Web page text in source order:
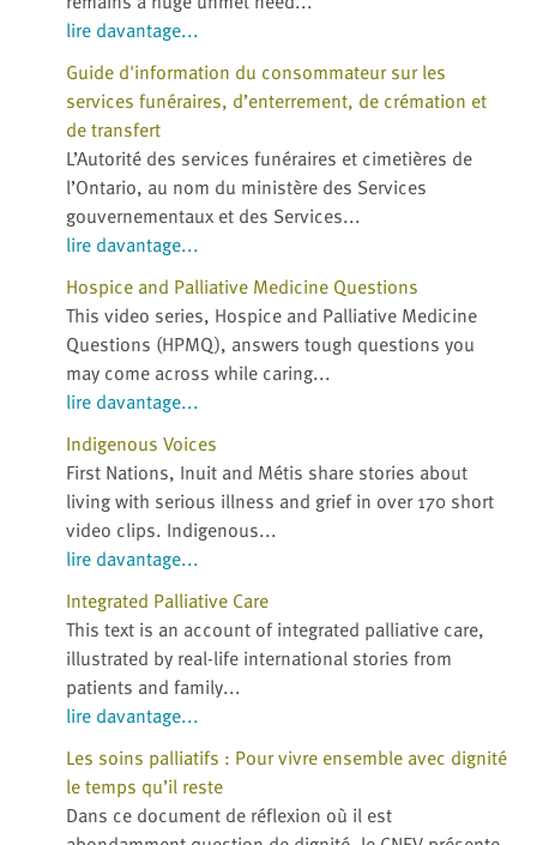
lire davantage...
Guide d'information du consommateur sur les
services funéraires, d’enterrement, de crémation et
de transfert
L’Autorité des services funéraires et cimetières de
l’Ontario, au nom du ministère des Services
gouvernementaux et des Services...
lire davantage...
Hospice and Palliative Medicine Questions
This video series, Hospice and Palliative Medicine
Questions (HPMQ), answers tough questions you
may come across while caring...
lire davantage...
Indigenous Voices
First Nations, Inuit and Métis share stories about
living with serious illness and grief in over 170 short
video clips. Indigenous...
lire davantage...
Integrated Palliative Care
This text is an account of integrated palliative care,
illustrated by real-life international stories from
patients and family...
lire davantage...
Les soins palliatifs : Pour vivre ensemble avec dignité
le temps qu’il reste
Dans ce document de réflexion où il est